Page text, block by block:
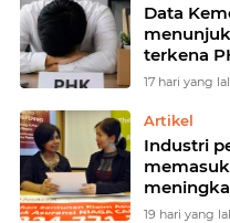
Data
terkena
orang
17 hari yang
Artikel
Industri
makro.
19 hari yang